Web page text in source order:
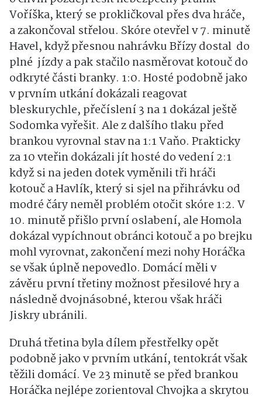
Voříška, který se prokličkoval přes dva hráče,
a zakončoval střelou. Skóre otevřel v 7. minutě
Havel, když přesnou nahrávku Břízy dostal do
plné jízdy a pak stačilo nasměrovat kotouč do
odkryté části branky. 1:0. Hosté podobně jako
v prvním utkání dokázali reagovat
bleskurychle, přečíslení 3 na 1 dokázal ještě
Sodomka vyřešit. Ale z dalšího tlaku před
brankou vyrovnal stav na 1:1 Vaňo. Prakticky
za 10 vteřin dokázali jít hosté do vedení 2:1
když si na jeden dotek vyměnili tři hráči
kotouč a Havlík, který si sjel na přihrávku od
modré čáry neměl problém otočit skóre 1:2. V
10. minutě přišlo první oslabení, ale Homola
dokázal vypíchnout obránci kotouč a po brejku
mohl vyrovnat, zakončení mezi nohy Horáčka
se však úplně nepovedlo. Domácí měli v
závěru první třetiny možnost přesilové hry a
následně dvojnásobné, kterou však hráči
Jiskry ubránili.
Druhá třetina byla dílem přestřelky opět
podobně jako v prvním utkání, tentokrát však
těžili domácí. Ve 23 minutě se před brankou
Horáčka nejlépe zorientoval Chvojka a skrytou